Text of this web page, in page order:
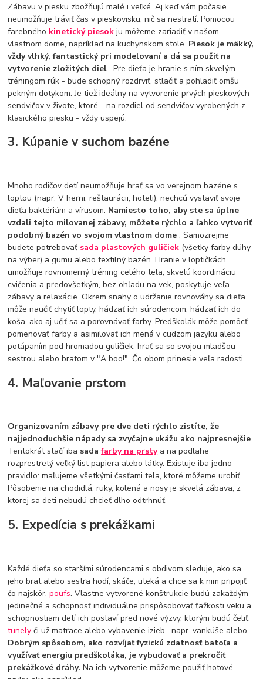
Zábavu v piesku zbožňujú malé i veľké. Aj keď vám počasie
neumožňuje tráviť čas v pieskovisku, nič sa nestratí. Pomocou
farebného kinetický piesok ju môžeme zariadiť v našom
vlastnom dome, napríklad na kuchynskom stole. Piesok je mäkký,
vždy vlhký, fantastický pri modelovaní a dá sa použiť na
vytvorenie zložitých diel. Pre dieťa je hranie s ním skvelým
tréningom rúk - bude schopný rozdrviť, stlačiť a pohladiť omšu
pekným dotykom. Je tiež ideálny na vytvorenie prvých pieskových
sendvičov v živote, ktoré - na rozdiel od sendvičov vyrobených z
klasického piesku - vždy uspejú.
3. Kúpanie v suchom bazéne
Mnoho rodičov detí neumožňuje hrať sa vo verejnom bazéne s
loptou (napr. V herni, reštaurácii, hoteli), nechcú vystaviť svoje
dieťa baktériám a vírusom. Namiesto toho, aby ste sa úplne
vzdali tejto milovanej zábavy, môžete rýchlo a ľahko vytvoriť
podobný bazén vo svojom vlastnom dome. Samozrejme
budete potrebovať sada plastových guličiek (všetky farby dúhy
na výber) a gumu alebo textilný bazén. Hranie v loptičkách
umožňuje rovnomerný tréning celého tela, skvelú koordináciu
cvičenia a predovšetkým, bez ohľadu na vek, poskytuje veľa
zábavy a relaxácie. Okrem snahy o udržanie rovnováhy sa dieťa
môže naučiť chytiť lopty, hádzať ich súrodencom, hádzať ich do
koša, ako aj učiť sa a porovnávať farby. Predškolák môže pomôcť
pomenovať farby a asimilovať ich mená v cudzom jazyku alebo
potápaním pod hromadou guličiek, hrať sa so svojou mladšou
sestrou alebo bratom v "A boo!", Čo obom prinesie veľa radosti.
4. Maľovanie prstom
Organizovaním zábavy pre dve deti rýchlo zistíte, že
najjednoduchšie nápady sa zvyčajne ukážu ako najpresnejšie.
Tentokrát stačí iba sadafarby na prstya na podlahe
rozprestretý veľký list papiera alebo látky. Existuje iba jedno
pravidlo: maľujeme všetkými časťami tela, ktoré môžeme urobiť.
Pôsobenie na chodidlá, ruky, kolená a nosy je skvelá zábava, z
ktorej sa deti nebudú chcieť dlho odtrhnúť.
5. Expedícia s prekážkami
Každé dieťa so staršími súrodencami s obdivom sleduje, ako sa
jeho brat alebo sestra hodí, skáče, uteká a chce sa k nim pripojiť
čo najskôr.poufs. Vlastne vytvorené konštrukcie budú zakaždým
jedinečné a schopnosť individuálne prispôsobovať ťažkosti veku a
schopnostiam detí ich postaví pred nové výzvy, ktorým budú čeliť.
tunely či už matrace alebo vybavenie izieb , napr. vankúše alebo
Dobrým spôsobom, ako rozvíjať fyzickú zdatnosť batoľa a
využívať energiu predškoláka, je vybudovať a prekročiť
prekážkové dráhy.Na ich vytvorenie môžeme použiť hotové